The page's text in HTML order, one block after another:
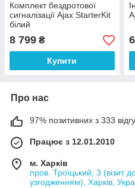
Комплект бездротової
сигналізації Ajax StarterKit
білий
8 799 ₴
Купити
Про нас
97% позитивних з 333
Працює з 12.01.2010
м. Харків
пров. Троїцький, 3 (візит
узгодженням), Харків,